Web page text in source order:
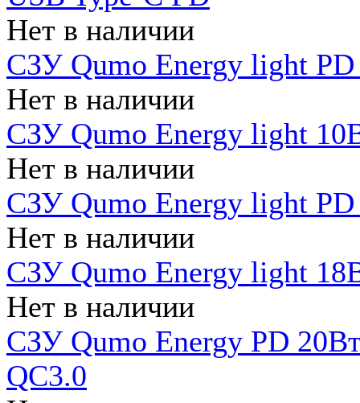
Нет в наличии
СЗУ Qumo Energy light
Нет в наличии
СЗУ Qumo Energy light
Нет в наличии
СЗУ Qumo Energy light
Нет в наличии
СЗУ Qumo Energy light
Нет в наличии
СЗУ Qumo Energy PD
QC3.0